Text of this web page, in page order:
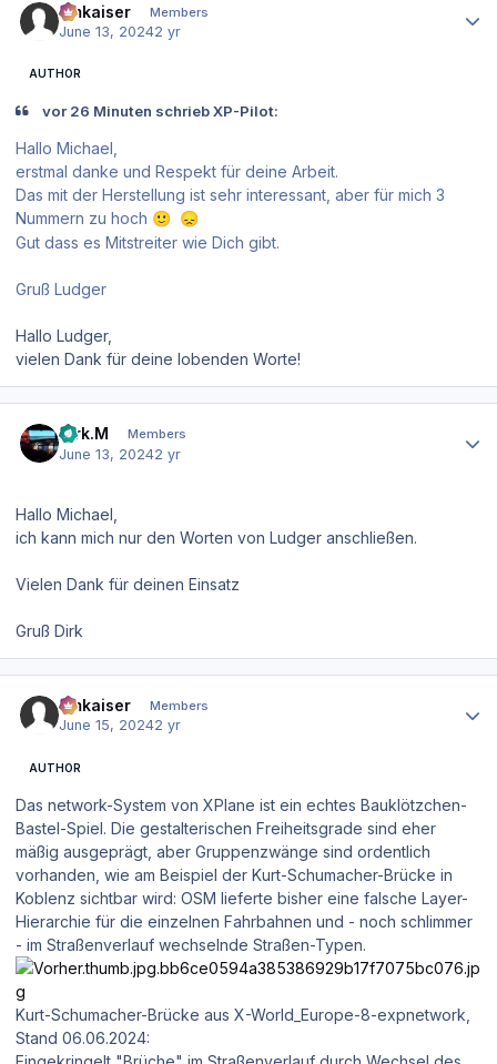
hmkaiser Members
June 13, 20242 yr
AUTHOR
vor 26 Minuten schrieb XP-Pilot:
Hallo Michael,
erstmal danke und Respekt für deine Arbeit.
Das mit der Herstellung ist sehr interessant, aber für mich 3
Nummern zu hoch 🙂 😞
Gut dass es Mitstreiter wie Dich gibt.
Gruß Ludger
Hallo Ludger,
vielen Dank für deine lobenden Worte!
Dirk.M Members
June 13, 20242 yr
Hallo Michael,
ich kann mich nur den Worten von Ludger anschließen.
Vielen Dank für deinen Einsatz
Gruß Dirk
hmkaiser Members
June 15, 20242 yr
AUTHOR
Das network-System von XPlane ist ein echtes Bauklötzchen-
Bastel-Spiel. Die gestalterischen Freiheitsgrade sind eher
mäßig ausgeprägt, aber Gruppenzwänge sind ordentlich
vorhanden, wie am Beispiel der Kurt-Schumacher-Brücke in
Koblenz sichtbar wird: OSM lieferte bisher eine falsche Layer-
Hierarchie für die einzelnen Fahrbahnen und - noch schlimmer
- im Straßenverlauf wechselnde Straßen-Typen.
Kurt-Schumacher-Brücke aus X-World_Europe-8-expnetwork,
Stand 06.06.2024: